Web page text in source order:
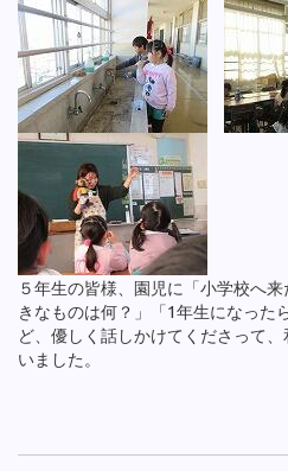
５年生の皆様、園児に「小学校へ
きなものは何？」「1年生になった
ど、優しく話しかけてくださって
いました。